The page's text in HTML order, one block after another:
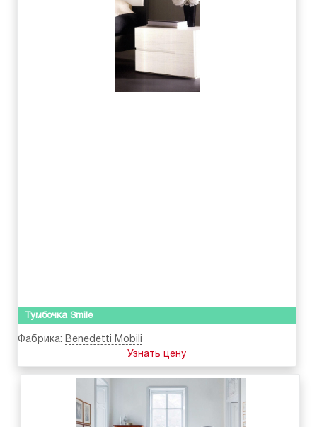
Тумбочка Smile
Фабрика: Benedetti Mobili
Узнать цену